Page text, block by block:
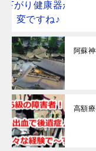
阿蘇
高額